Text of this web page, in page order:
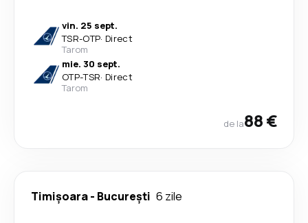
vin. 25 sept.
TSR-OTP· Direct
Tarom
mie. 30 sept.
OTP-TSR· Direct
Tarom
de la88 €
Timișoara- București 6 zile